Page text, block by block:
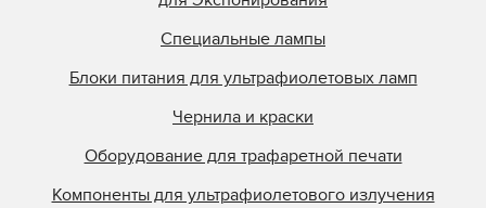
Специальные лампы
Блоки питания для ультрафиолетовых ламп
Чернила и краски
Оборудование для трафаретной печати
Компоненты для ультрафиолетового излучения